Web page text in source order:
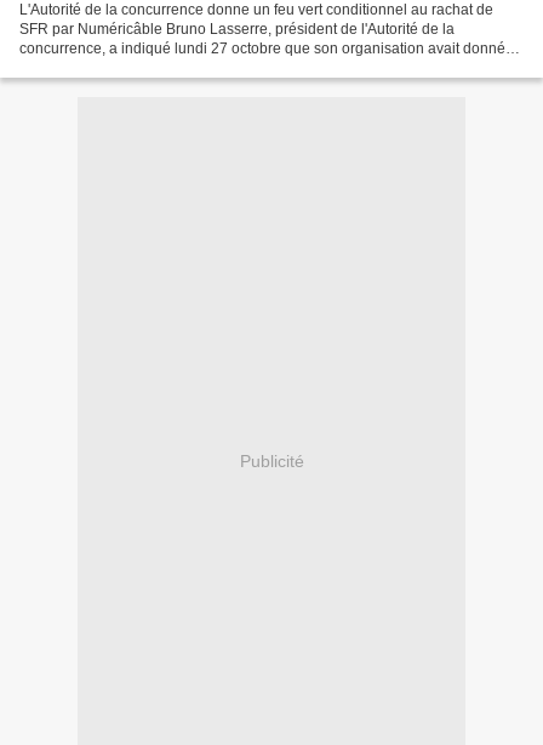
L'Autorité de la concurrence donne un feu vert conditionnel au rachat de
SFR par Numéricâble Bruno Lasserre, président de l'Autorité de la
concurrence, a indiqué lundi 27 octobre que son organisation avait donné
Publicité